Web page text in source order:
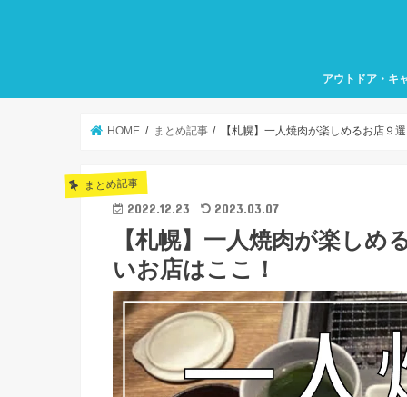
アウトドア・キ
HOME まとめ記事 【札幌】一人焼肉が楽しめるお店９
まとめ記事
2022.12.23 2023.03.07
【札幌】一人焼肉が楽しめ
いお店はここ！